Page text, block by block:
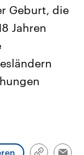
Beiträge,
und
die Vereinigten
Einfluss auf
Geburt, die
Jahren